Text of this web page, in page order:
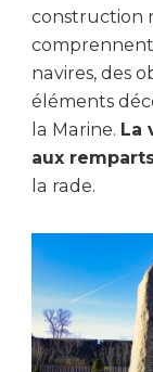
construction
navires, des
éléments
la Marine. La
aux
la rade.